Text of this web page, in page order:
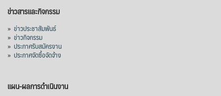
ข่าวสารและกิจกรรม
» ข่าวประชาสัมพันธ์
» ข่าวกิจกรรม
» ประกาศรับสมัครงาน
» ประกาศจัดซื้อจัดจ้าง
แผน-ผลการดำเนินงาน